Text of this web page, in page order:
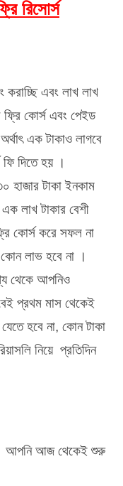
রিসোর্স
করাচ্ছি এবং লাখ লাখ
ফ্রি কোর্স এবং পেইড
এক টাকাও লাগবে
ফি দিতে হয় ।
হাজার টাকা ইনকাম
লাখ টাকার বেশী
কোর্স করে সফল না
লাভ হবে না ।
থেকে আপনিও
প্রথম মাস থেকেই
হবে না, কোন টাকা
নিয়ে  প্রতিদিন
। আপনি আজ থেকেই শুরু